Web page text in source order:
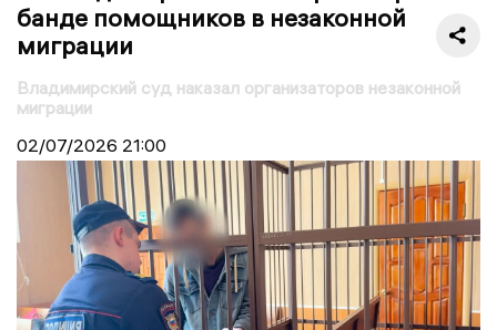
банде помощников в незаконной
миграции
Владимирский суд наказал организаторов незаконной
миграции
02/07/2026 21:00